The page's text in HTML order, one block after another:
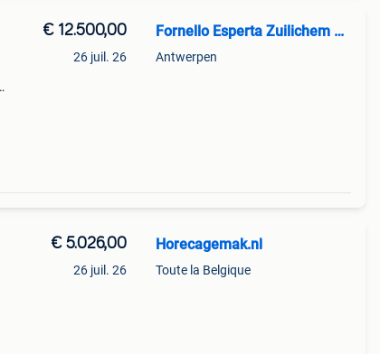
€ 12.500,00
26 juil. 26
Fornello Esperta Zuilichem NL
Antwerpen
€ 5.026,00
26 juil. 26
Horecagemak.nl
Toute la Belgique